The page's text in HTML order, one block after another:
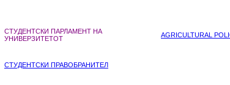
СТУДЕНТСКИ ПАРЛАМЕНТ НА
УНИВЕРЗИТЕТОТ
AGRICULTURAL
СТУДЕНТСКИ ПРАВОБРАНИТЕЛ